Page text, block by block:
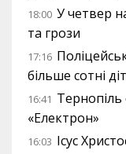
18:00 У четвер
та грози
17:16
більше сотні
16:41
«Електрон»
16:03 Ісус